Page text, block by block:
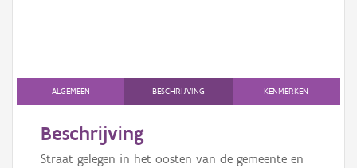
Persoon of collectief
Downloads
ALGEMEEN BESCHRIJVING KENMERKEN
Beschrijving
Straat gelegen in het oosten van de gemeente en